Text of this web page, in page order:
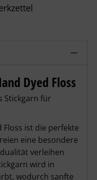
–
Dyed Floss
Stickgarn für
Floss ist die perfekte
eine besondere
verleihen
wird in
wodurch sanfte